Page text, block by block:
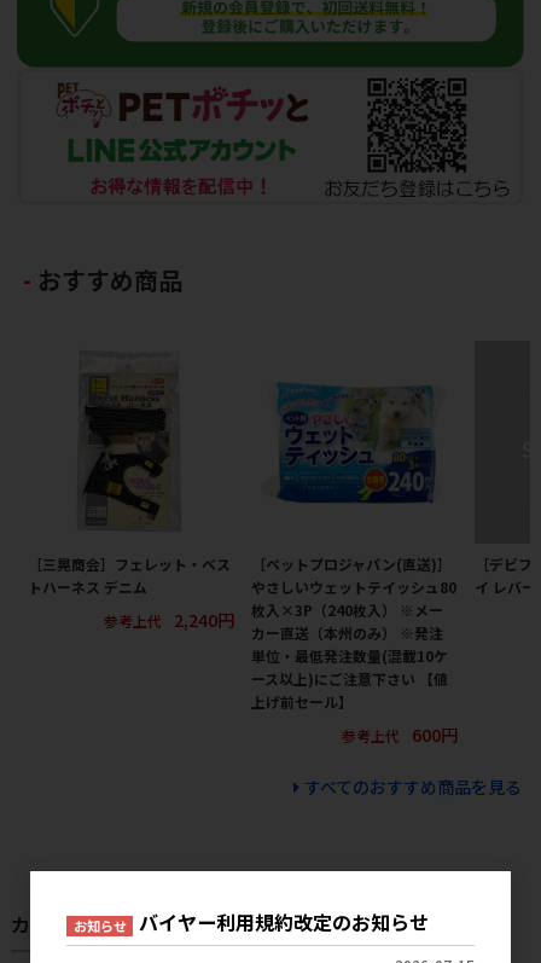
おすすめ商品
［三晃商会］フェレット・ベス
トハーネス デニム
参考上代
2,240円
［ペットプロジャパン(直送)］
やさしいウェットテイッシュ80
枚入×3P（240枚入） ※メー
カー直送（本州のみ） ※発注
単位・最低発注数量(混載10ケ
ース以上)にご注意下さい 【値
上げ前セール】
参考上代
600円
［デビ
イ レバ
すべてのおすすめ商品を見る
カテゴリから探す
お知らせ バイヤー利用規約改定のお知らせ